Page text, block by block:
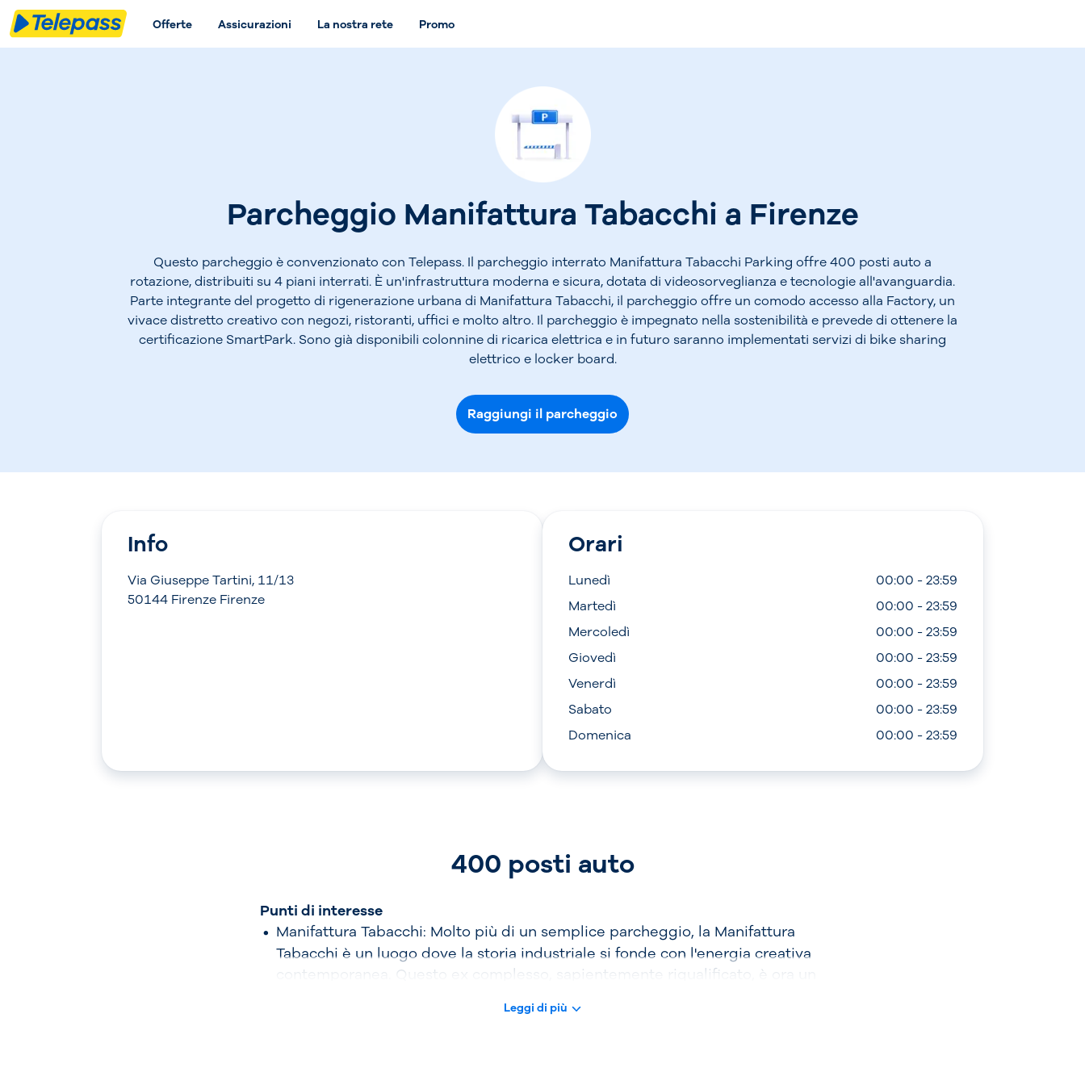
Offerte Assicurazioni La nostra rete Promo
Parcheggio Manifattura Tabacchi a Firenze
Questo parcheggio è convenzionato con Telepass. Il parcheggio interrato Manifattura Tabacchi Parking offre 400 posti auto a
rotazione, distribuiti su 4 piani interrati. È un'infrastruttura moderna e sicura, dotata di videosorveglianza e tecnologie all'avanguardia.
Parte integrante del progetto di rigenerazione urbana di Manifattura Tabacchi, il parcheggio offre un comodo accesso alla Factory, un
vivace distretto creativo con negozi, ristoranti, uffici e molto altro. Il parcheggio è impegnato nella sostenibilità e prevede di ottenere la
certificazione SmartPark. Sono già disponibili colonnine di ricarica elettrica e in futuro saranno implementati servizi di bike sharing
elettrico e locker board.
Raggiungi il parcheggio
Info
Via Giuseppe Tartini, 11/13
50144 Firenze Firenze
Orari
Lunedì
00:00 - 23:59
Martedì
00:00 - 23:59
Mercoledì
00:00 - 23:59
Giovedì
00:00 - 23:59
Venerdì
00:00 - 23:59
Sabato
00:00 - 23:59
Domenica
00:00 - 23:59
400 posti auto
Punti di interesse
Manifattura Tabacchi: Molto più di un semplice parcheggio, la Manifattura
Tabacchi è un luogo dove la storia industriale si fonde con l'energia creativa
contemporanea. Questo ex complesso, sapientemente riqualificato, è ora un
espositivi e eventi. Un luogo perfetto per immergersi nell'atmosfera
Leggi di più